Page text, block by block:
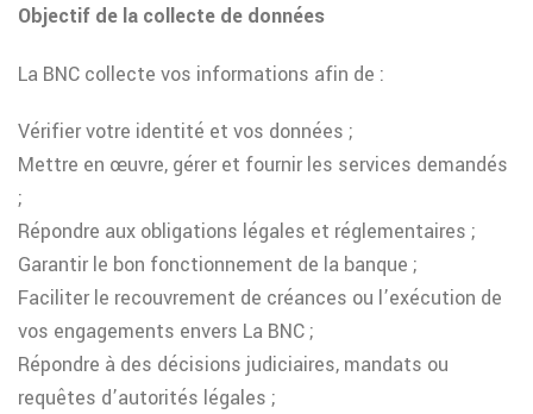
Objectif de la collecte de données
La BNC collecte vos informations afin de :
Vérifier votre identité et vos données ;
Mettre en œuvre, gérer et fournir les services demandés
;
Répondre aux obligations légales et réglementaires ;
Garantir le bon fonctionnement de la banque ;
Faciliter le recouvrement de créances ou l’exécution de
vos engagements envers La BNC ;
Répondre à des décisions judiciaires, mandats ou
requêtes d’autorités légales ;